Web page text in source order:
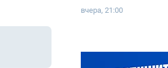
вчера, 21:00